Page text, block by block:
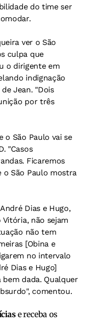
do time ser
ver o São
culpa que
o dirigente em
indignação
Jean. "Dois
por três
o São Paulo vai se
"Casos
Ficaremos
o São Paulo mostra
Dias e Hugo,
não sejam
não tem
[Obina e
no intervalo
Dias e Hugo]
bem dada. Qualquer
comentou.
e receba os